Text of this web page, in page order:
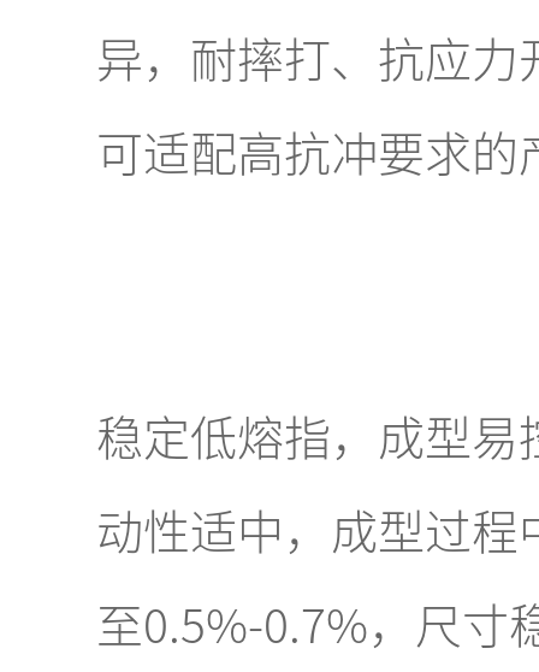
异，耐摔打、抗应
可适配高抗冲要求
稳定低熔指，成型
动性适中，成型过
至0.5%-0.7%，尺寸